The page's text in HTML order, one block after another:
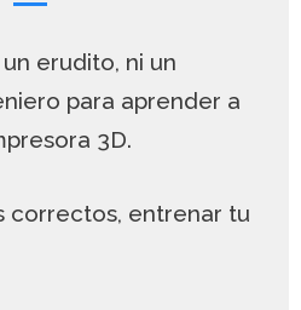
erudito, ni un
para aprender a
3D.
correctos, entrenar tu